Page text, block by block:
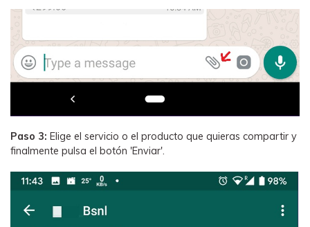
Paso 3: Elige el servicio o el producto que quieras compartir y
finalmente pulsa el botón 'Enviar'.